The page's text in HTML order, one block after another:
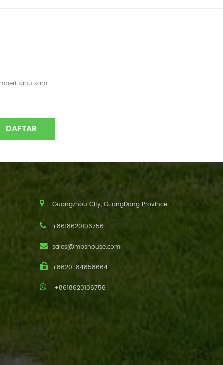
tahu kami
Guangzhou City, GuangDong Province
+8618620106756
sales@mbshouse.com
+8620-84858664
+8618620106756